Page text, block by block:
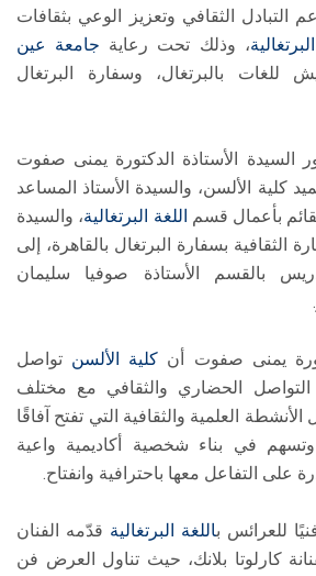
الثقافي وتعزيز الوعي بثقافات
، وذلك تحت رعاية جامعة عين
للغات بالبرتغال، وسفارة البرتغال
السيدة الأستاذة الدكتورة يمنى صفوت
كلية الألسن، والسيدة الأستاذ المساعد
بأعمال قسم اللغة البرتغالية، والسيدة
الثقافية بسفارة البرتغال بالقاهرة، إلى
بالقسم الأستاذة صوفيا سليمان
يمنى صفوت أن كلية الألسن تواصل
الحضاري والثقافي مع مختلف
العلمية والثقافية التي تفتح آفاقًا
في بناء شخصية أكاديمية واعية
على التفاعل معها باحترافية وانفتاح.
للعرائس باللغة البرتغالية قدّمه الفنان
كارلوتا بلانك، حيث تناول العرض فن